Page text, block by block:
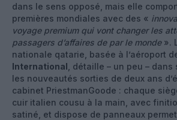
dans le sens opposé, mais elle
premières mondiales avec des «
voyage premium qui vont changer les
passagers d’affaires de par le monde».
nationale qatarie, basée à l’aéroport
International , détaille – un peu –
les nouveautés sorties de deux ans
cabinet PriestmanGoode : chaque
cuir italien cousu à la main, avec
satiné, et dispose de panneaux